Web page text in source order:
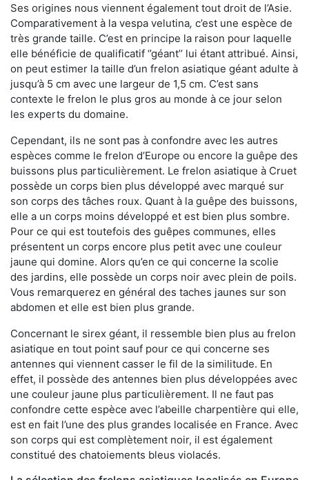
Ses origines nous viennent également tout droit de l’Asie.
Comparativement à la vespa velutina, c’est une espèce de
très grande taille. C’est en principe la raison pour laquelle
elle bénéficie de qualificatif ‘’géant’’ lui étant attribué. Ainsi,
on peut estimer la taille d’un frelon asiatique géant adulte à
jusqu’à 5 cm avec une largeur de 1,5 cm. C’est sans
contexte le frelon le plus gros au monde à ce jour selon
les experts du domaine.
Cependant, ils ne sont pas à confondre avec les autres
espèces comme le frelon d’Europe ou encore la guêpe des
buissons plus particulièrement. Le frelon asiatique à Cruet
possède un corps bien plus développé avec marqué sur
son corps des tâches roux. Quant à la guêpe des buissons,
elle a un corps moins développé et est bien plus sombre.
Pour ce qui est toutefois des guêpes communes, elles
présentent un corps encore plus petit avec une couleur
jaune qui domine. Alors qu’en ce qui concerne la scolie
des jardins, elle possède un corps noir avec plein de poils.
Vous remarquerez en général des taches jaunes sur son
abdomen et elle est bien plus grande.
Concernant le sirex géant, il ressemble bien plus au frelon
asiatique en tout point sauf pour ce qui concerne ses
antennes qui viennent casser le fil de la similitude. En
effet, il possède des antennes bien plus développées avec
une couleur jaune plus particulièrement. Il ne faut pas
confondre cette espèce avec l’abeille charpentière qui elle,
est en fait l’une des plus grandes localisée en France. Avec
son corps qui est complètement noir, il est également
constitué des chatoiements bleus violacés.